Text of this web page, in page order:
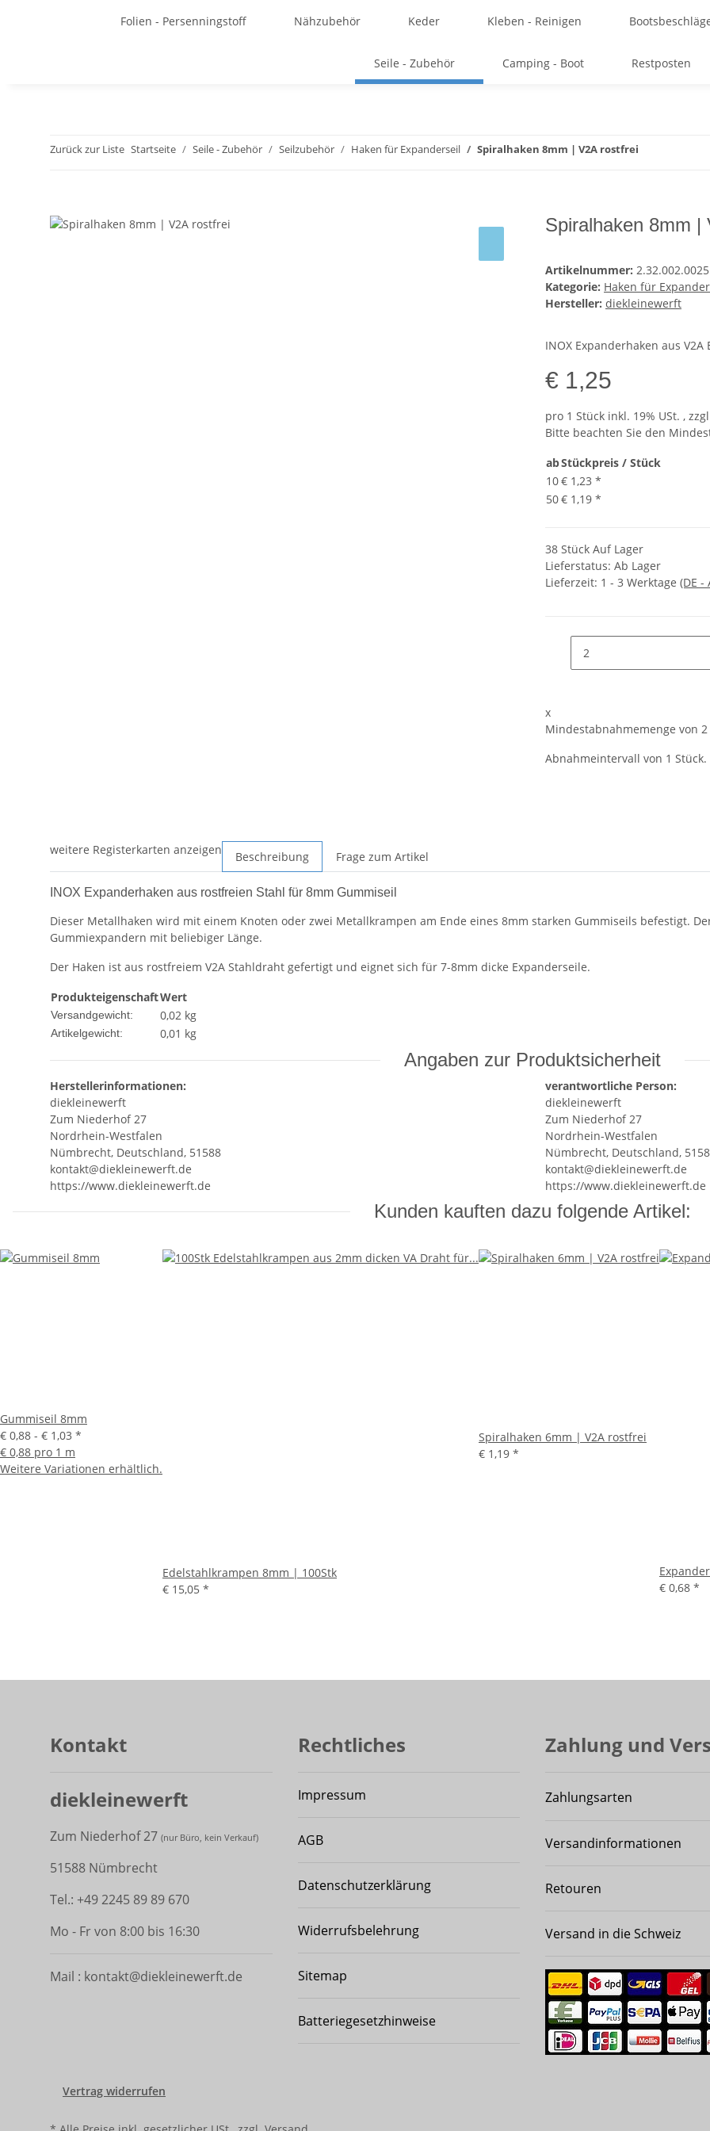
Folien - Persenningstoff Nähzubehör Keder Kleben - Reinigen
Seile - Zubehör Camping - Boot Restposten
Zurück zur Liste Startseite Seile - Zubehör Seilzubehör Haken für Expanderseil Spiralhaken 8mm | V2A rostfrei
Spiralhaken 8mm |
Artikelnummer: 2.32.002.0025
Kategorie: Haken für
Hersteller: diekleinewerft
INOX Expanderhaken aus
€ 1,25
pro 1 Stück inkl. 19% USt. ,
Bitte beachten Sie den
abStückpreis / Stück
10€ 1,23 *
50€ 1,19 *
38 Stück Auf Lager
Lieferstatus: Ab Lager
Lieferzeit: 1 - 3 Werktage (DE
x
Mindestabnahmemenge von 2
Abnahmeintervall von 1 Stück.
weitere Registerkarten anzeigen Beschreibung Frage zum Artikel
INOX Expanderhaken aus rostfreien Stahl für 8mm Gummiseil
Dieser Metallhaken wird mit einem Knoten oder zwei Metallkrampen am Ende eines 8mm starken Gummiseils befestigt.
Gummiexpandern mit beliebiger Länge.
Der Haken ist aus rostfreiem V2A Stahldraht gefertigt und eignet sich für 7-8mm dicke Expanderseile.
ProdukteigenschaftWert
Versandgewicht: 0,02 kg
Artikelgewicht: 0,01 kg
Angaben zur Produktsicherheit
Herstellerinformationen:
diekleinewerft
Zum Niederhof 27
Nordrhein-Westfalen
Nümbrecht, Deutschland, 51588
kontakt@diekleinewerft.de
https://www.diekleinewerft.de
verantwortliche Person:
diekleinewerft
Zum Niederhof 27
Nordrhein-Westfalen
Nümbrecht, Deutschland,
kontakt@diekleinewerft.de
https://www.diekleinewerft.de
Kunden kauften dazu folgende Artikel:
Gummiseil 8mm
€ 0,88 - € 1,03 *
€ 0,88 pro 1 m
Weitere Variationen erhältlich.
Edelstahlkrampen 8mm | 100Stk
€ 15,05 *
Spiralhaken 6mm | V2A rostfrei
€ 1,19 *
€ 0,68 *
Kontakt
diekleinewerft
Zum Niederhof 27 (nur Büro, kein Verkauf)
51588 Nümbrecht
Tel.: +49 2245 89 89 670
Mo - Fr von 8:00 bis 16:30
Mail : kontakt@diekleinewerft.de
Rechtliches
Impressum
AGB
Datenschutzerklärung
Widerrufsbelehrung
Sitemap
Batteriegesetzhinweise
Zahlung und
Zahlungsarten
Versandinformationen
Retouren
Versand in die Schweiz
Vertrag widerrufen